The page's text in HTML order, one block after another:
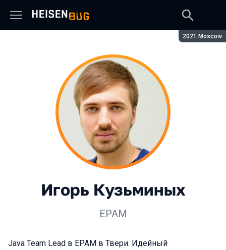
Сезон:
2021 Moscow
Игорь Кузьминых
EPAM
Java Team Lead в EPAM в Твери. Идейный